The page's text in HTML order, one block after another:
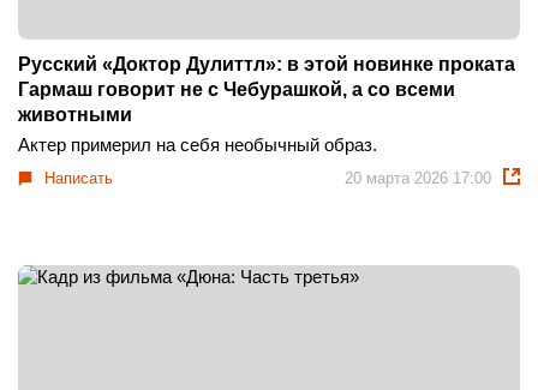
Русский «Доктор Дулиттл»: в этой новинке проката
Гармаш говорит не с Чебурашкой, а со всеми
животными
Актер примерил на себя необычный образ.
Написать 20 марта 2026 17:00